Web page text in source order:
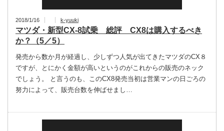
2018/1/16 k-yuuki
マツダ・新型CX-8試乗 総評 CX8は購入するべき
か？（5／5）
発売から数か月が経過し、少しずつ人気が出てきたマツダのCX８
ですが、とにかく金額が高いというのがこれからの販売のネック
でしょう。 と言うのも、このCX8発売当初は営業マンの日ごろの
努力によって、販売台数を伸ばせまし…